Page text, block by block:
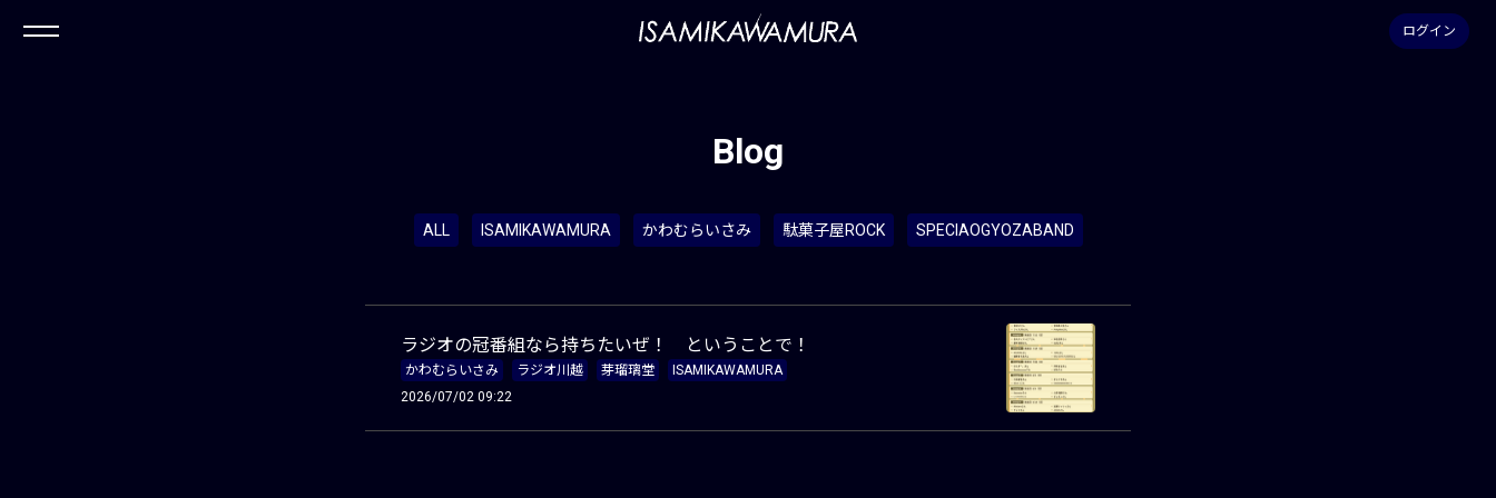
ログイン
Blog
ALL ISAMIKAWAMURA かわむらいさみ 駄菓子屋ROCK SPECIAOGYOZABAND
ラジオの冠番組なら持ちたいぜ！ ということで！
かわむらいさみ ラジオ川越 芽瑠璃堂
ISAMIKAWAMURA
2026/07/02 09:22